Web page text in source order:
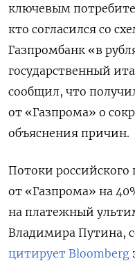
ключевым
кто согласился со
Газпромбанк «в
государственный
сообщил, что
от «Газпрома» о
объяснения причин.
Потоки
от «Газпрома» на
на платежный
Владимира Путина,
цитирует Bloomberg